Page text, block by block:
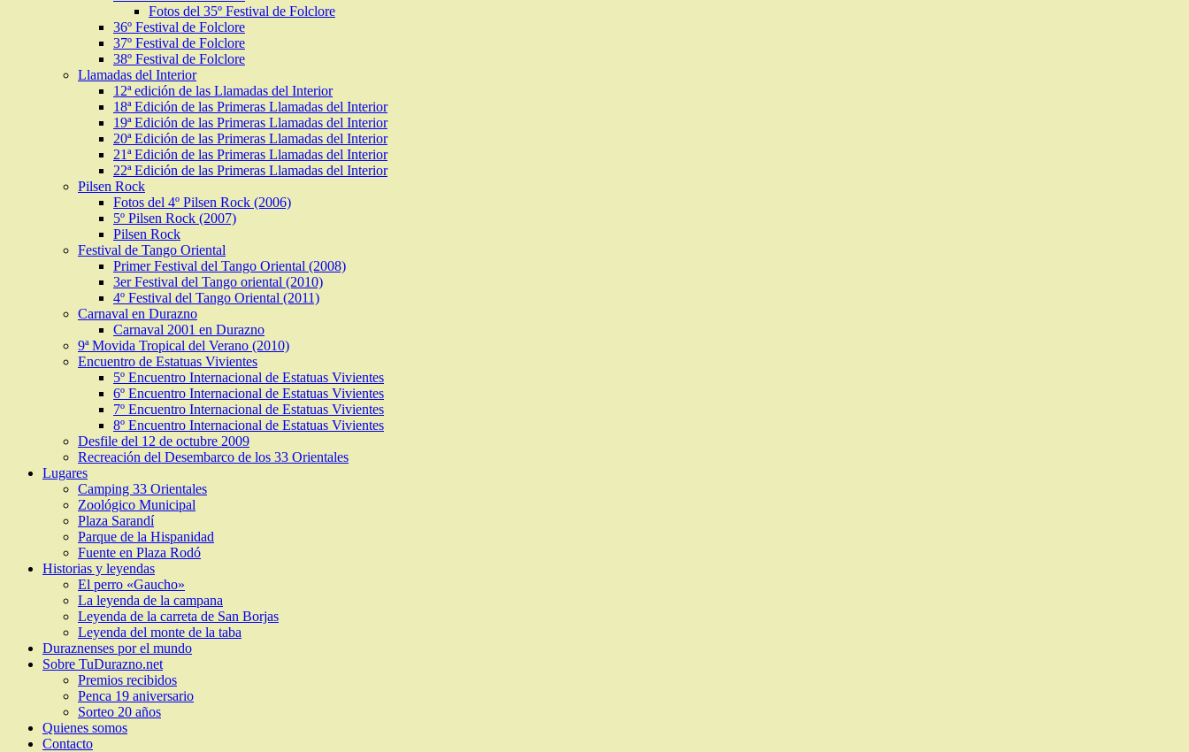
Fotos del 35º Festival de Folclore
36º Festival de Folclore
37º Festival de Folclore
38º Festival de Folclore
Llamadas del Interior
12ª edición de las Llamadas del Interior
18ª Edición de las Primeras Llamadas del Interior
19ª Edición de las Primeras Llamadas del Interior
20ª Edición de las Primeras Llamadas del Interior
21ª Edición de las Primeras Llamadas del Interior
22ª Edición de las Primeras Llamadas del Interior
Pilsen Rock
Fotos del 4º Pilsen Rock (2006)
5º Pilsen Rock (2007)
Pilsen Rock
Festival de Tango Oriental
Primer Festival del Tango Oriental (2008)
3er Festival del Tango oriental (2010)
4º Festival del Tango Oriental (2011)
Carnaval en Durazno
Carnaval 2001 en Durazno
9ª Movida Tropical del Verano (2010)
Encuentro de Estatuas Vivientes
5º Encuentro Internacional de Estatuas Vivientes
6º Encuentro Internacional de Estatuas Vivientes
7º Encuentro Internacional de Estatuas Vivientes
8º Encuentro Internacional de Estatuas Vivientes
Desfile del 12 de octubre 2009
Recreación del Desembarco de los 33 Orientales
Lugares
Camping 33 Orientales
Zoológico Municipal
Plaza Sarandí
Parque de la Hispanidad
Fuente en Plaza Rodó
Historias y leyendas
El perro «Gaucho»
La leyenda de la campana
Leyenda de la carreta de San Borjas
Leyenda del monte de la taba
Duraznenses por el mundo
Sobre TuDurazno.net
Premios recibidos
Penca 19 aniversario
Sorteo 20 años
Quienes somos
Contacto